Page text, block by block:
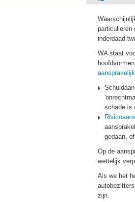
particulieren
inderdaad
WA staat
schade is
gedaan,
Op de
wettelijk
Als we het
zijn.